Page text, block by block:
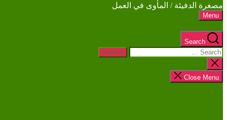
مصغرة الدفيئة / المأوى في العمل
Menu
Search
Search
for:
Close
search
Close Menu